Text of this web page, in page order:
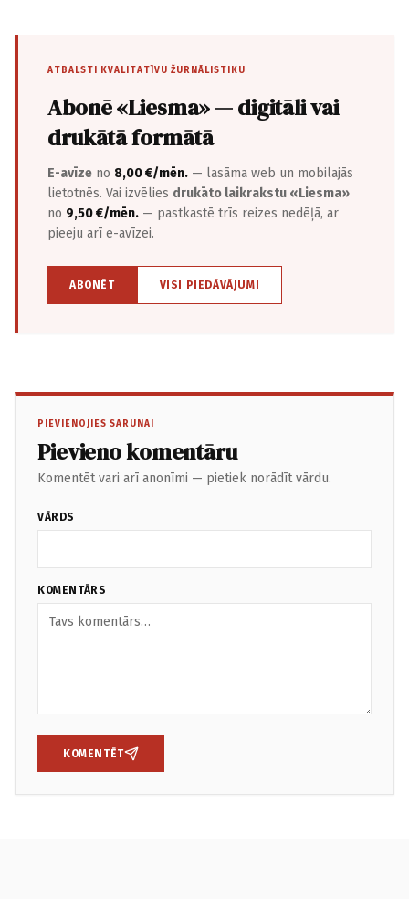
ATBALSTI KVALITATĪVU ŽURNĀLISTIKU
Abonē «Liesma» — digitāli vai
drukātā formātā
E-avīze no 8,00 €/mēn. — lasāma web un mobilajās
lietotnēs. Vai izvēlies drukāto laikrakstu «Liesma»
no 9,50 €/mēn. — pastkastē trīs reizes nedēļā, ar
pieeju arī e-avīzei.
ABONĒT VISI PIEDĀVĀJUMI
PIEVIENOJIES SARUNAI
Pievieno komentāru
Komentēt vari arī anonīmi — pietiek norādīt vārdu.
VĀRDS
KOMENTĀRS
KOMENTĒT